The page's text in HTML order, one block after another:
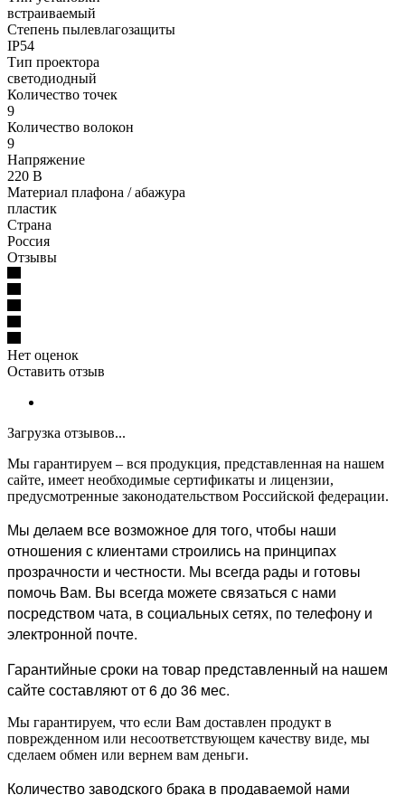
встраиваемый
Степень пылевлагозащиты
IP54
Тип проектора
светодиодный
Количество точек
9
Количество волокон
9
Напряжение
220 В
Материал плафона / абажура
пластик
Страна
Россия
Отзывы
Нет оценок
Оставить отзыв
Загрузка отзывов...
Мы гарантируем – вся продукция, представленная на нашем
сайте, имеет необходимые сертификаты и лицензии,
предусмотренные законодательством Российской федерации.
Мы делаем все возможное для того, чтобы наши
отношения с клиентами строились на принципах
прозрачности и честности. Мы всегда рады и готовы
помочь Вам. Вы всегда можете связаться с нами
посредством чата, в социальных сетях, по телефону и
электронной почте.
Гарантийные сроки на товар представленный на нашем
сайте составляют от 6 до 36 мес.
Мы гарантируем, что если Вам доставлен продукт в
поврежденном или несоответствующем качеству виде, мы
сделаем обмен или вернем вам деньги.
Количество заводского брака в продаваемой нами